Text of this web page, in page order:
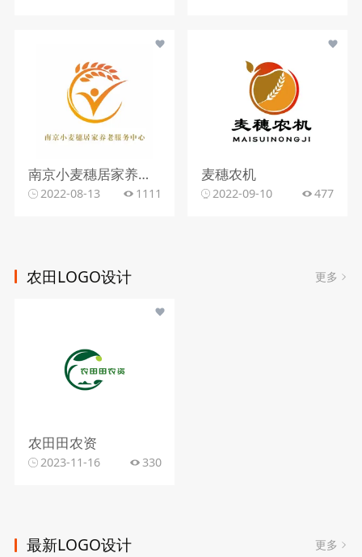
南京小麦穗居家养老服务中心
2022-08-13 1111
麦穗农机
2022-09-10 477
农田LOGO设计 更多
农田田农资
2023-11-16 330
最新LOGO设计 更多